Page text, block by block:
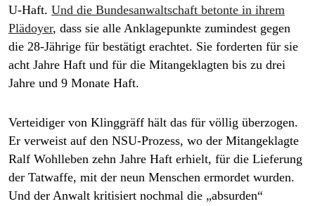
U-Haft. Und die Bundesanwaltschaft betonte in ihrem
Plädoyer, dass sie alle Anklagepunkte zumindest gegen
die 28-Jährige für bestätigt erachtet. Sie forderten für sie
acht Jahre Haft und für die Mitangeklagten bis zu drei
Jahre und 9 Monate Haft.
Verteidiger von Klinggräff hält das für völlig überzogen.
Er verweist auf den NSU-Prozess, wo der Mitangeklagte
Ralf Wohlleben zehn Jahre Haft erhielt, für die Lieferung
der Tatwaffe, mit der neun Menschen ermordet wurden.
Und der Anwalt kritisiert nochmal die „absurden“